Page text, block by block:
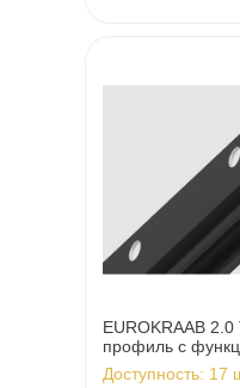
EUROKRAAB 2.0
профиль с
зазором
Доступность: 17